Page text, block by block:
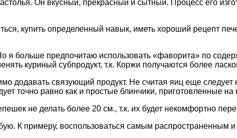
Он вкусный, прекрасный и сытный. Процесс его
купить определенный навык, иметь хороший рецепт
я больше предпочитаю использовать «фаворита» по
куриный субпродукт, т.к. Коржи получаются более
додавать связующий продукт. Не считая яиц еще
точно равно как и простые блинчики, приготовленные на
не делать более 20 см., т.к. их будет некомфортно
К примеру, воспользоваться самым